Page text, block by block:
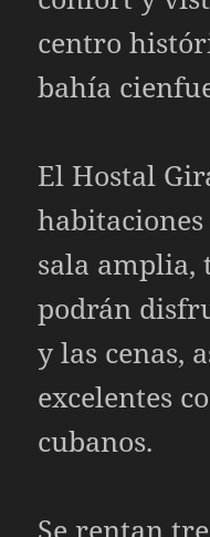
centro
bahía
El Hostal
sala amplia,
podrán
y las cenas,
excelentes
cubanos.
Se rentan